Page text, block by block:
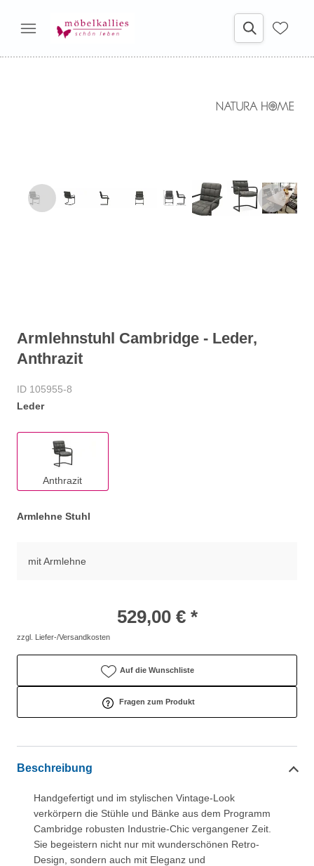
Armlehnstuhl Cambridge - Leder,
Anthrazit
ID 105955-8
Leder
Anthrazit
Armlehne Stuhl
mit Armlehne
529,00 € *
zzgl. Liefer-/Versandkosten
Auf die Wunschliste
Fragen zum Produkt
Beschreibung
Handgefertigt und im stylischen Vintage-Look
verkörpern die Stühle und Bänke aus dem Programm
Cambridge robusten Industrie-Chic vergangener Zeit.
Sie begeistern nicht nur mit wunderschönen Retro-
Design, sondern auch mit Eleganz und